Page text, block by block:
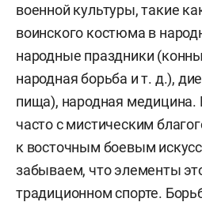
военной культуры, такие
воинского костюма в
народные праздники
народная борьба и т. д.),
пища), народная
часто с мистическим
к восточным боевым
забываем, что элементы
традиционном спорте.